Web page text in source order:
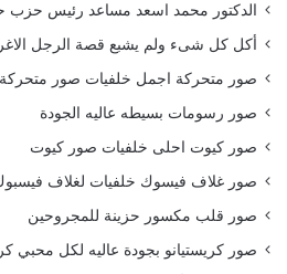
الدكتور محمد اسعد مساعد رئيس حزب
أكل كل شىء ولم يشبع قصة الرجل
صور متحركة اجمل خلفيات صور متحركة
صور رسومات بسيطه عاليه الجودة
صور كيوت احلى خلفيات صور كيوت
صور غلاف فيسوك خلفيات لغلاف
صور قلب مكسور حزينة للمجروحين
صور كريستيانو بجودة عاليه لكل محبي